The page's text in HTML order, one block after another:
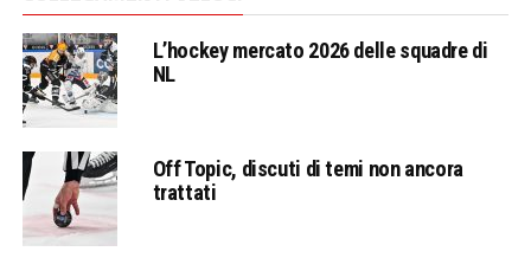
L’hockey mercato 2026 delle squadre di
NL
Off Topic, discuti di temi non ancora
trattati